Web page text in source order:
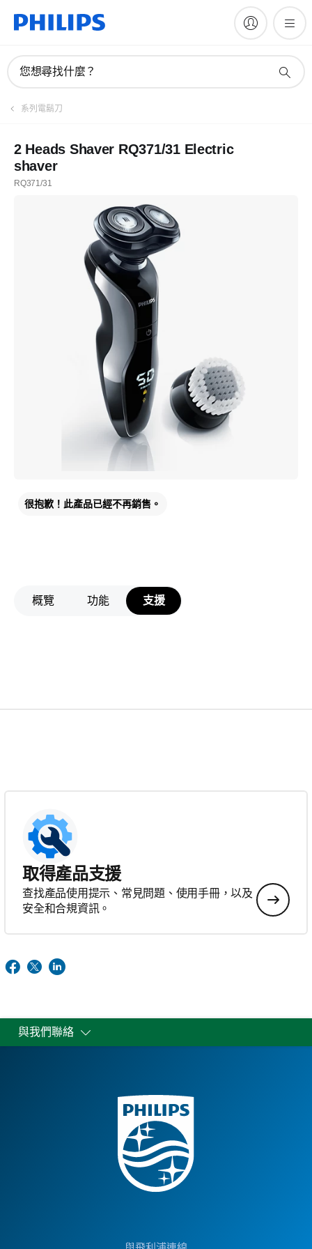
您想尋找什麼？
系列電鬍刀
2 Heads Shaver RQ371/31 Electric
shaver
RQ371/31
很抱歉！此產品已經不再銷售。
概覽 功能 支援
取得產品支援
查找產品使用提示、常見問題、使用手冊，以及
安全和合規資訊。
與我們聯絡